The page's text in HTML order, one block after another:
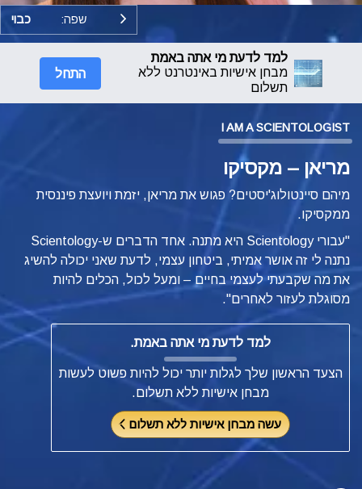
שפה: כבוי
למד לדעת מי אתה באמת
מבחן אישיות באינטרנט ללא
תשלום
התחל
I AM A SCIENTOLOGIST
מריאן – מקסיקו
מיהם סיינטולוג'יסטים? פגוש את מריאן, יזמת ויועצת פיננסית
ממקסיקו.
"עבורי Scientology היא מתנה. אחד הדברים ש-Scientology
נתנה לי זה אושר אמיתי, ביטחון עצמי, לדעת שאני יכולה להשיג
את מה שקבעתי לעצמי בחיים – ומעל לכול, הכלים להיות
מסוגלת לעזור לאחרים".
למד לדעת מי אתה באמת.
הצעד הראשון שלך לגלות יותר יכול להיות פשוט לעשות
מבחן אישיות ללא תשלום.
עשה מבחן אישיות ללא תשלום